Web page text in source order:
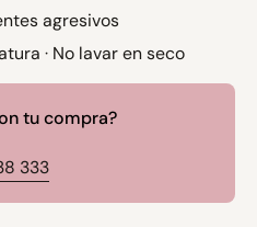
agresivos
· No lavar en seco
tu compra?
333